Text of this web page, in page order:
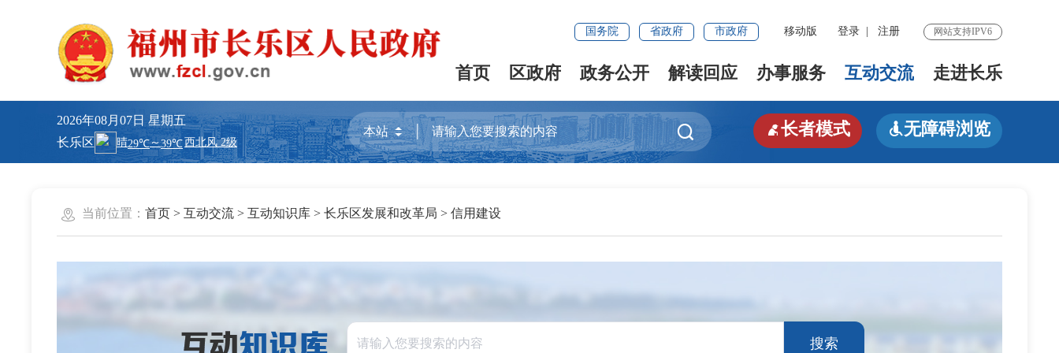
国务院 省政府 市政府 移动版 登录 注册 网站支持IPV6
首页 区政府 政务公开 解读回应 办事服务 互动交流 走进长乐
2026年08月07日 星期五
长乐区
 长者模式 无障碍浏览
当前位置： 首页 > 互动交流 > 互动知识库 > 长乐区发展和改革局 > 信用建设
搜索